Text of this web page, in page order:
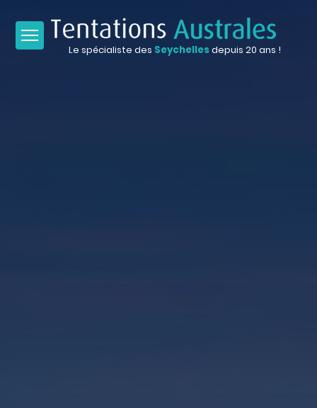
Le spécialiste des Seychellesdepuis 20 ans !